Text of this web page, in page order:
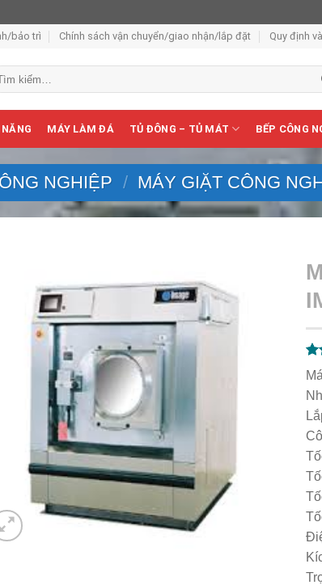
bảo trì Chính sách vận chuyển/giao nhận/lắp đặt Quy định
MÁY LÀM ĐÁ TỦ ĐÔNG – TỦ MÁT BẾP CÔNG
NGHIỆP / MÁY GIẶT CÔNG
5.00
1